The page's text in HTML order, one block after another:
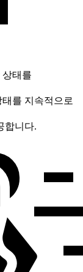
상태를
를 지속적으로
합니다.